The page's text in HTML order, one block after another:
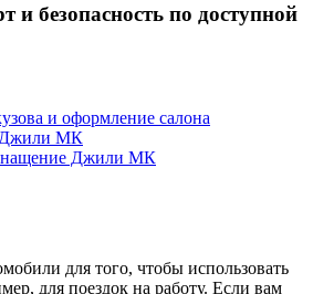
безопасность по доступной
и оформление салона
Джили МК
Джили МК
для того, чтобы использовать
для поездок на работу. Если вам